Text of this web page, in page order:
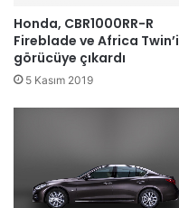
Honda, CBR1000RR-R
Fireblade ve Africa Twin’i
görücüye çıkardı
5 Kasım 2019